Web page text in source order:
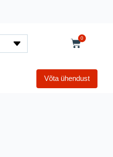
0
Võta ühendust